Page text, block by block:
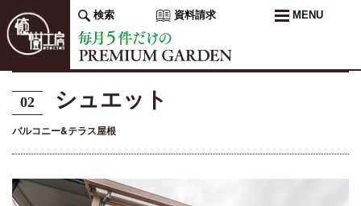
検索 資料請求 MENU
02 シュエット
バルコニー&テラス屋根